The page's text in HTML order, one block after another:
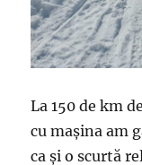
La 150 de km
cu mașina am
ca și o scurtă